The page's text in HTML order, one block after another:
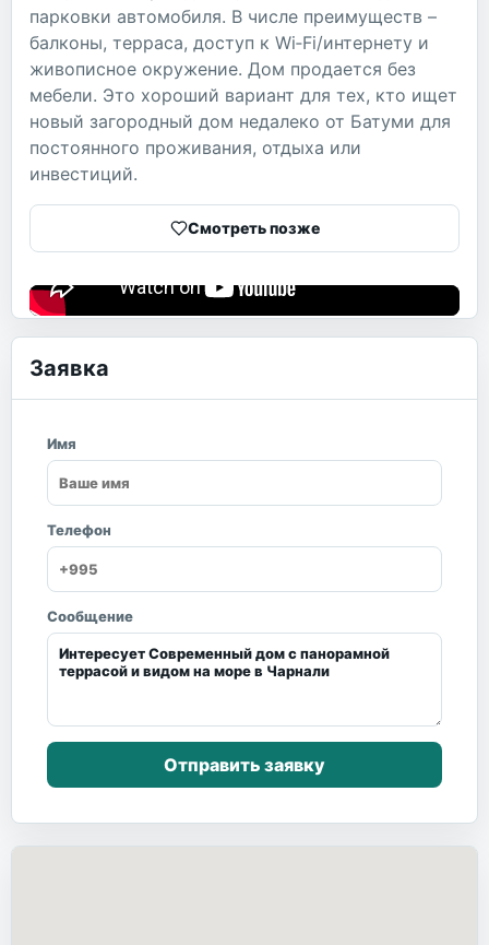
парковки автомобиля. В числе преимуществ –
балконы, терраса, доступ к Wi‑Fi/интернету и
живописное окружение. Дом продается без
мебели. Это хороший вариант для тех, кто ищет
новый загородный дом недалеко от Батуми для
постоянного проживания, отдыха или
инвестиций.
Смотреть позже
Заявка
Имя
Телефон
Сообщение
Отправить заявку